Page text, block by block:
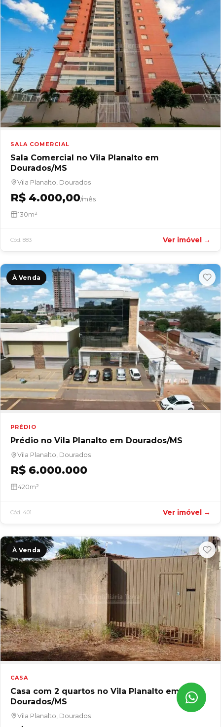
SALA COMERCIAL
Sala Comercial no Vila Planalto em
Dourados/MS
Vila Planalto, Dourados
R$ 4.000,00/mês
130m²
Cód. 883 Ver imóvel →
À Venda
PRÉDIO
Prédio no Vila Planalto em Dourados/MS
Vila Planalto, Dourados
R$ 6.000.000
420m²
Cód. 401 Ver imóvel →
À Venda
CASA
Casa com 2 quartos no Vila Planalto em
Dourados/MS
Vila Planalto, Dourados
Vendas
(67) 99804-7228
Locação
Captação